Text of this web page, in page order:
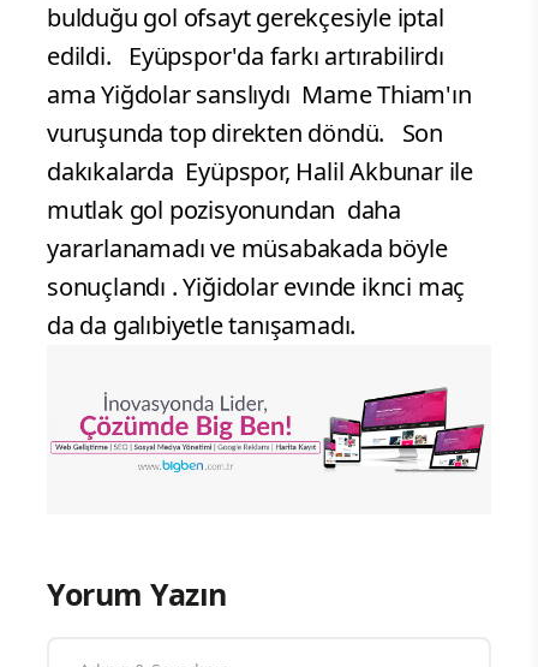
bulduğu gol ofsayt gerekçesiyle iptal
edildi. Eyüpspor'da farkı artırabilirdı
ama Yiğdolar sanslıydı Mame Thiam'ın
vuruşunda top direkten döndü. Son
dakıkalarda Eyüpspor, Halil Akbunar ile
mutlak gol pozisyonundan daha
yararlanamadı ve müsabakada böyle
sonuçlandı . Yiğidolar evınde iknci maç
da da galıbiyetle tanışamadı.
Yorum Yazın